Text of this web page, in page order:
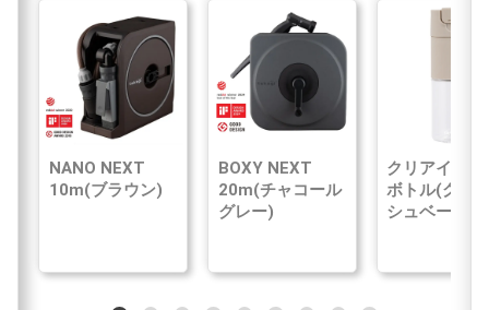
NANO NEXT
10m(ブラウン)
BOXY NEXT
20m(チャコール
グレー)
クリアイン浄
ボトル(グレ
シュベージ